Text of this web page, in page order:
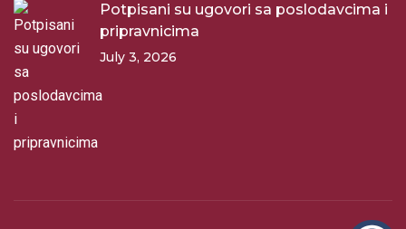
Potpisani su ugovori sa poslodavcima i
pripravnicima
July 3, 2026